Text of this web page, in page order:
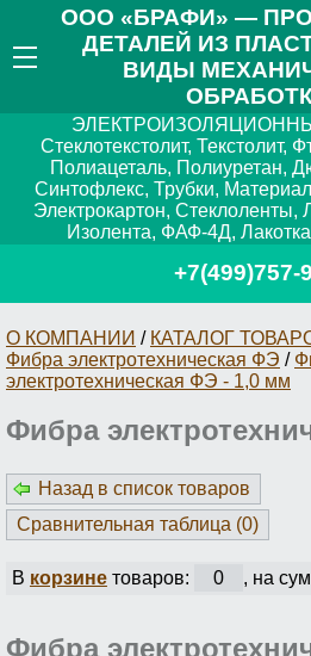
ООО «БРАФИ» —
ДЕТАЛЕЙ ИЗ
ВИДЫ
Стеклотекстолит, Текстолит,
Полиацеталь, Полиуретан,
Синтофлекс, Трубки,
Электрокартон,
Изолента, ФАФ-4Д,
+7(499)757-
О КОМПАНИИ / КАТАЛОГ
Фибра электротехническая ФЭ /
электротехническая ФЭ - 1,0 мм
Фибра
Назад в список товаров
Сравнительная таблица (0)
В корзинетоваров: 0 , на
Фибра